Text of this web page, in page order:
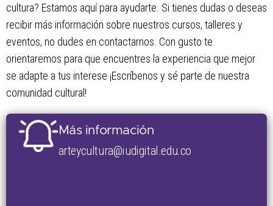
cultura? Estamos aquí para ayudarte. Si tienes dudas o deseas
recibir más información sobre nuestros cursos, talleres y
eventos, no dudes en contactarnos. Con gusto te
orientaremos para que encuentres la experiencia que mejor
se adapte a tus interese ¡Escríbenos y sé parte de nuestra
comunidad cultural!
Más información
arteycultura@iudigital.edu.co